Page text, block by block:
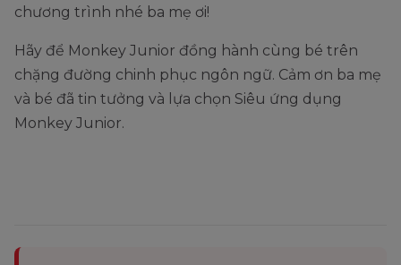
chương trình nhé ba mẹ ơi!
Hãy để Monkey Junior đồng hành cùng bé trên
chặng đường chinh phục ngôn ngữ. Cảm ơn ba mẹ
và bé đã tin tưởng và lựa chọn Siêu ứng dụng
Monkey Junior.